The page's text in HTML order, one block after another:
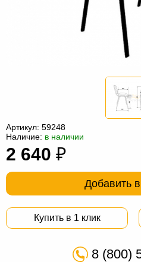
мешки
Мебель
из
Садовая
Артикул: 59248
Наличие: в наличии
2 640 ₽
Добавить
Купить в 1 клик
8 (800)